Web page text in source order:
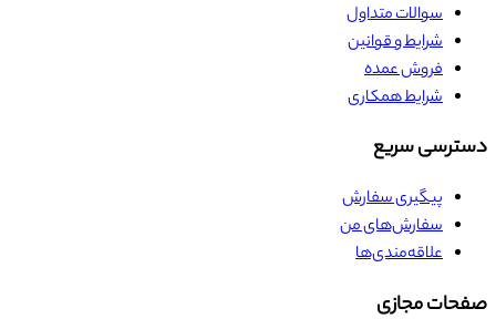
سوالات متداول
شرایط و قوانین
فروش عمده
شرایط همکاری
دسترسی سریع
پیگیری سفارش
سفارش‌های من
علاقه‌مندی‌ها
صفحات مجازی